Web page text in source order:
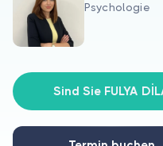
Über uns
Für Patienten
Für Ärzte
Psychologie
Sind Sie FULYA